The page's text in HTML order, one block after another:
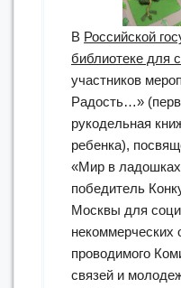
В Российской
библиотеке для
участников
Радость…»
рукодельная
ребенка),
«Мир в
победитель
Москвы для
некоммерческих
проводимого
связей и